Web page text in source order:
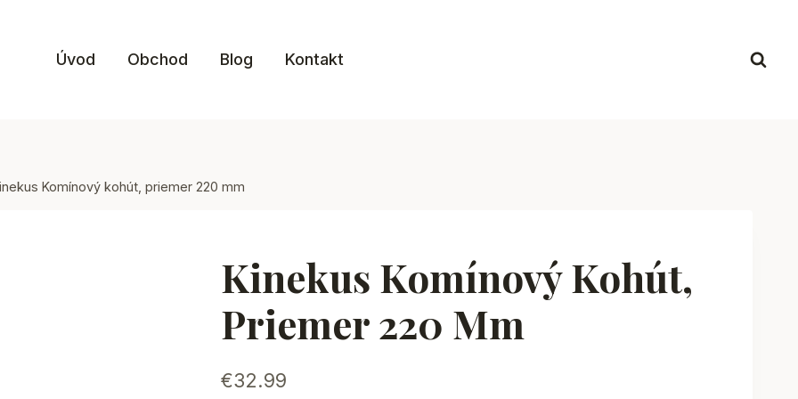
Úvod Obchod Blog Kontakt
Komínový kohút, priemer 220 mm
Kinekus Komínový Kohút,
Priemer 220 Mm
€32.99